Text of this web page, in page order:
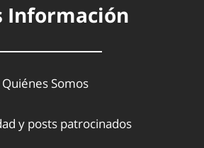
Información
Quiénes Somos
y posts patrocinados